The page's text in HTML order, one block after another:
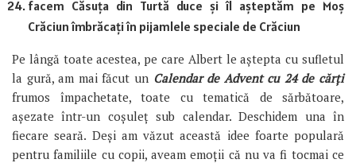
facem Căsuța din Turtă duce și îl așteptăm pe Moș
Crăciun îmbrăcați în pijamlele speciale de Crăciun
Pe lângă toate acestea, pe care Albert le aștepta cu sufletul
la gură, am mai făcut un Calendar de Advent cu 24 de cărți
frumos împachetate, toate cu tematică de sărbătoare,
așezate într-un coșuleț sub calendar. Deschidem una în
fiecare seară. Deși am văzut această idee foarte populară
pentru familiile cu copii, aveam emoții că nu va fi tocmai ce